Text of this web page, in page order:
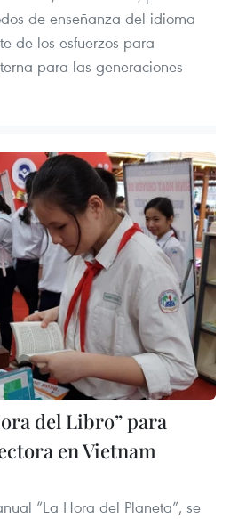
de enseñanza del idioma
de los esfuerzos para
para las generaciones
del Libro” para
en Vietnam
“La Hora del Planeta”, se